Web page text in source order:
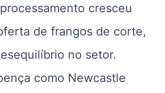
cresceu
de frangos de corte,
no setor.
como Newcastle